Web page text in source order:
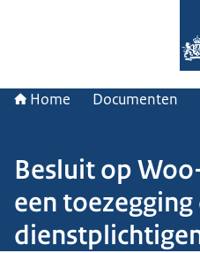
Home Documenten
Besluit op
een